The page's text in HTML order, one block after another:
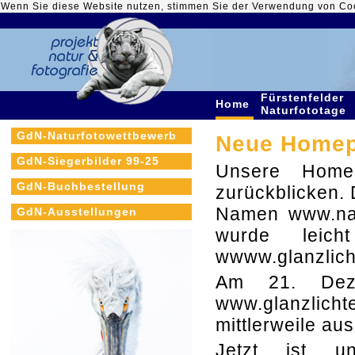
Wenn Sie diese Website nutzen, stimmen Sie der Verwendung von
Home
Fürstenfelder
Naturfototage
GdN-Naturfotowettbewerb
GdN-Siegerbilder 99-25
GdN-Buchbestellung
GdN-Ausstellungen
Neue
Unsere
zurückblicken.
Namen
wurde
Am 21.
mittlerweile
Jetzt ist